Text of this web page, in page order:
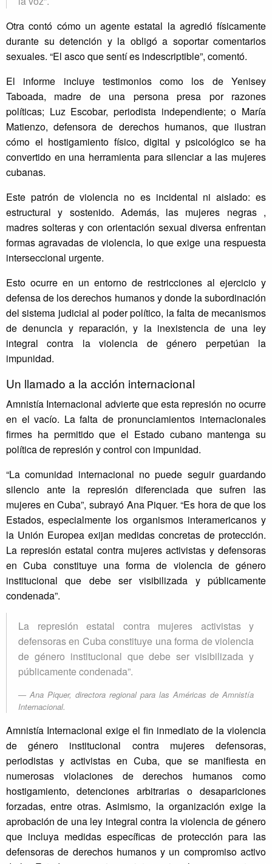
Otra contó cómo un agente estatal la agredió físicamente
durante su detención y la obligó a soportar comentarios
sexuales. “El asco que sentí es indescriptible”, comentó.
El informe incluye testimonios como los de Yenisey
Taboada, madre de una persona presa por razones
políticas; Luz Escobar, periodista independiente; o María
Matienzo, defensora de derechos humanos, que ilustran
cómo el hostigamiento físico, digital y psicológico se ha
convertido en una herramienta para silenciar a las mujeres
cubanas.
Este patrón de violencia no es incidental ni aislado: es
estructural y sostenido. Además, las mujeres negras ,
madres solteras y con orientación sexual diversa enfrentan
formas agravadas de violencia, lo que exige una respuesta
interseccional urgente.
Esto ocurre en un entorno de restricciones al ejercicio y
defensa de los derechos humanos y donde la subordinación
del sistema judicial al poder político, la falta de mecanismos
de denuncia y reparación, y la inexistencia de una ley
integral contra la violencia de género perpetúan la
impunidad.
Un llamado a la acción internacional
Amnistía Internacional advierte que esta represión no ocurre
en el vacío. La falta de pronunciamientos internacionales
firmes ha permitido que el Estado cubano mantenga su
política de represión y control con impunidad.
“La comunidad internacional no puede seguir guardando
silencio ante la represión diferenciada que sufren las
mujeres en Cuba”, subrayó Ana Piquer. “Es hora de que los
Estados, especialmente los organismos interamericanos y
la Unión Europea exijan medidas concretas de protección.
La represión estatal contra mujeres activistas y defensoras
en Cuba constituye una forma de violencia de género
institucional que debe ser visibilizada y públicamente
condenada”.
La represión estatal contra mujeres activistas y
defensoras en Cuba constituye una forma de violencia
de género institucional que debe ser visibilizada y
públicamente condenada”.
Ana Piquer, directora regional para las Américas de Amnistía
Internacional.
Amnistía Internacional exige el fin inmediato de la violencia
de género institucional contra mujeres defensoras,
periodistas y activistas en Cuba, que se manifiesta en
numerosas violaciones de derechos humanos como
hostigamiento, detenciones arbitrarias o desapariciones
forzadas, entre otras. Asimismo, la organización exige la
aprobación de una ley integral contra la violencia de género
que incluya medidas específicas de protección para las
defensoras de derechos humanos y un compromiso activo